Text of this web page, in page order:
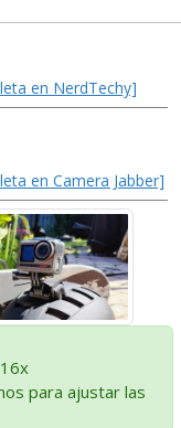
en NerdTechy]
en Camera Jabber]
para ajustar las